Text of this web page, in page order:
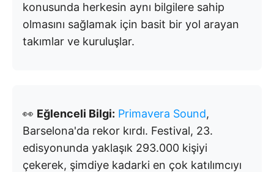
konusunda herkesin aynı bilgilere sahip
olmasını sağlamak için basit bir yol arayan
takımlar ve kuruluşlar.
👀 Eğlenceli Bilgi: Primavera Sound,
Barselona'da rekor kırdı. Festival, 23.
edisyonunda yaklaşık 293.000 kişiyi
çekerek, şimdiye kadarki en çok katılımcıyı